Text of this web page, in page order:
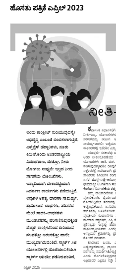
ಹೊಸತು ಪತ್ರಿಕೆ ಎಪ್ರಿಲ್ 2023